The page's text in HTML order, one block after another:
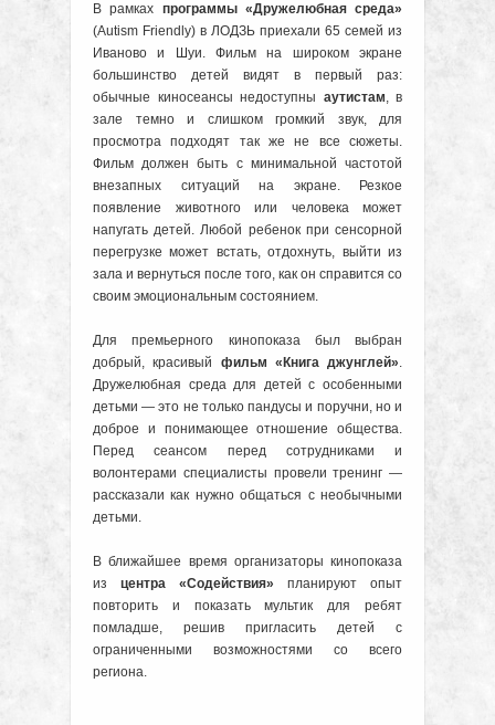
В рамках программы «Дружелюбная среда»
(Autism Friendly) в ЛОДЗЬ приехали 65 семей из
Иваново и Шуи. Фильм на широком экране
большинство детей видят в первый раз:
обычные киносеансы недоступны аутистам, в
зале темно и слишком громкий звук, для
просмотра подходят так же не все сюжеты.
Фильм должен быть с минимальной частотой
внезапных ситуаций на экране. Резкое
появление животного или человека может
напугать детей. Любой ребенок при сенсорной
перегрузке может встать, отдохнуть, выйти из
зала и вернуться после того, как он справится со
своим эмоциональным состоянием.
Для премьерного кинопоказа был выбран
добрый, красивый фильм «Книга джунглей».
Дружелюбная среда для детей с особенными
детьми — это не только пандусы и поручни, но и
доброе и понимающее отношение общества.
Перед сеансом перед сотрудниками и
волонтерами специалисты провели тренинг —
рассказали как нужно общаться с необычными
детьми.
В ближайшее время организаторы кинопоказа
из центра «Содействия» планируют опыт
повторить и показать мультик для ребят
помладше, решив пригласить детей с
ограниченными возможностями со всего
региона.